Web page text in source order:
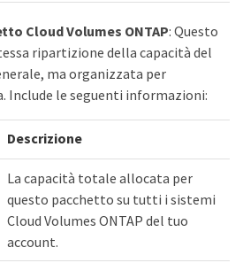
Cloud Volumes ONTAP: Questo
ripartizione della capacità del
ma organizzata per
Include le seguenti informazioni:
Descrizione
La capacità totale allocata per
questo pacchetto su tutti i sistemi
Cloud Volumes ONTAP del tuo
account.